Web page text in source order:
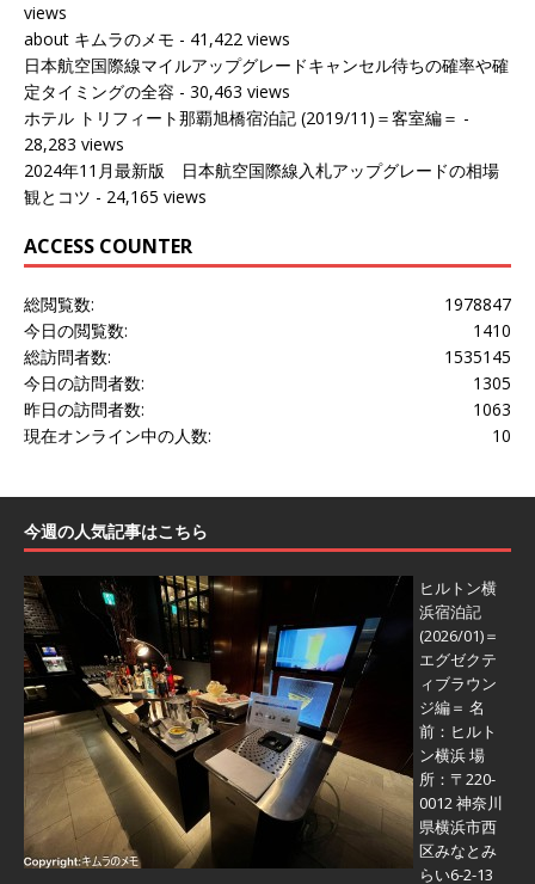
views
about キムラのメモ - 41,422 views
日本航空国際線マイルアップグレードキャンセル待ちの確率や確
定タイミングの全容 - 30,463 views
ホテル トリフィート那覇旭橋宿泊記 (2019/11)＝客室編＝ -
28,283 views
2024年11月最新版 日本航空国際線入札アップグレードの相場
観とコツ - 24,165 views
ACCESS COUNTER
1978847
総閲覧数:
1410
今日の閲覧数:
1535145
総訪問者数:
1305
今日の訪問者数:
1063
昨日の訪問者数:
10
現在オンライン中の人数:
今週の人気記事はこちら
ヒルトン横
浜宿泊記
(2026/01)＝
エグゼクテ
ィブラウン
ジ編＝ 名
前：ヒルト
ン横浜 場
所：〒220-
0012 神奈川
県横浜市西
区みなとみ
らい6-2-13